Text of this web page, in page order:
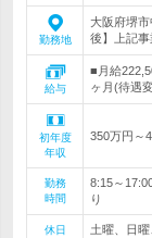
勤務地
大阪府堺
後】上記
給与
■月給
ヶ月(待遇
初年度
年収
350万円～
勤務
時間
8:15～
り
休日
土曜、日